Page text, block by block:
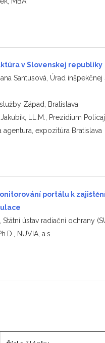
v Slovenskej republiky
Santusová, Úrad
Západ, Bratislava
LL.M., Prezídium
agentura, expozitúra Bratislava
portálu k
ústav radiační ochrany
NUVIA, a.s.